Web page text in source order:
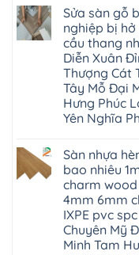
Ninh
hưng
yên
Lâm
Thao
Tam
Nông
hải
phòng
Thanh
Thủy
Tân
Bắc
Ninh
Gia
Lâm
Hà
Nam
Hà
Nội
Hưng
Yên
Đông
Anh
Nam
Định
Sóc
Sơn
Ninh
Bình
Thái
Bình
Vĩnh
Phúc
thanh
oai
ứng
hòa
long
biên
sài
gòn
đông
anh
sóc
sơn
đà
nẵng
thanh
xuân
cầu
giấy
hoành
bồ
hạ
long
Nội
Sửa
sàn
nhựa
giả
gỗ
Sửa
mặt
bậc
cầu
thang
nhựa
nhựa
composite
Phúc
Thọ
Phúc
Lộc
Hát
Môn
Sài
Gòn
bình
luận
ở
Sửa
chữa
sàn
gỗ
tại
Hà
Nội
Sửa
sàn
nghiệp
tại
Hà
Nội
Sửa
sàn
nhựa
giả
gỗ
Sửa
Sửa sàn gỗ
nghiệp bị
cầu thang
Diễn Xuân
Thượng Cát
Tây Mỗ Đại
Hưng Phúc
Yên Nghĩa
bình
luận
ở
Sửa
sàn
gỗ
bị
hở
tại
Hà
Sàn nhựa
bao nhiêu
charm
4mm 6mm
IXPE pvc
Chuyên Mỹ
Minh Tam